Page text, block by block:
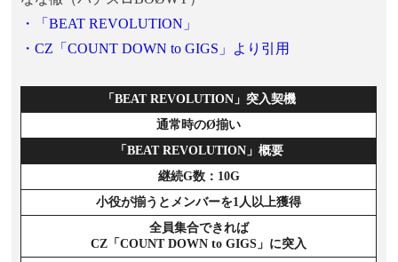
・「BEAT REVOLUTION」
・CZ「COUNT DOWN to GIGS」より引用
「BEAT REVOLUTION」突入契機
通常時のØ揃い
「BEAT REVOLUTION」概要
継続G数：10G
小役が揃うとメンバーを1人以上獲得
全員集合できれば
CZ「COUNT DOWN to GIGS」に突入